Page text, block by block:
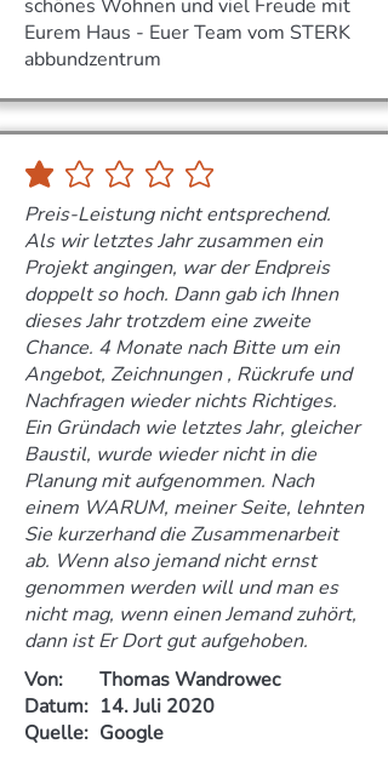
schönes Wohnen und viel Freude mit
Eurem Haus - Euer Team vom STERK
abbundzentrum
durchschnittliches Rating ist 1 von 5
Preis-Leistung nicht entsprechend.
Als wir letztes Jahr zusammen ein
Projekt angingen, war der Endpreis
doppelt so hoch. Dann gab ich Ihnen
dieses Jahr trotzdem eine zweite
Chance. 4 Monate nach Bitte um ein
Angebot, Zeichnungen , Rückrufe und
Nachfragen wieder nichts Richtiges.
Ein Gründach wie letztes Jahr, gleicher
Baustil, wurde wieder nicht in die
Planung mit aufgenommen. Nach
einem WARUM, meiner Seite, lehnten
Sie kurzerhand die Zusammenarbeit
ab. Wenn also jemand nicht ernst
genommen werden will und man es
nicht mag, wenn einen Jemand zuhört,
dann ist Er Dort gut aufgehoben.
Von:
Thomas Wandrowec
Datum: 14. Juli 2020
Quelle: Google